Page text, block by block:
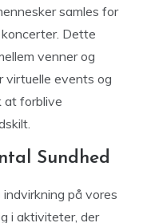
samles for
koncerter. Dette
venner og
virtuelle events og
at forblive
Sundhed
på vores
i aktiviteter, der